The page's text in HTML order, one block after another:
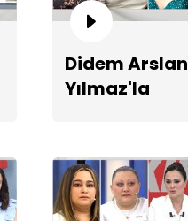
Didem Arslan
Yılmaz'la